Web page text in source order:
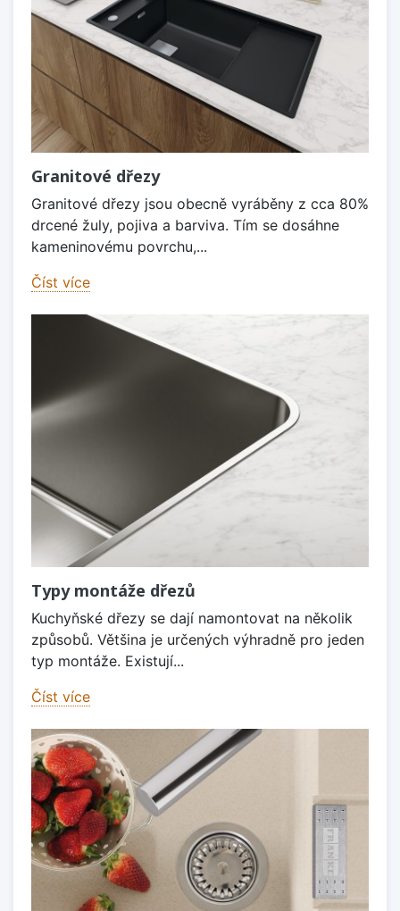
Granitové dřezy
Granitové dřezy jsou obecně vyráběny z cca 80%
drcené žuly, pojiva a barviva. Tím se dosáhne
kameninovému povrchu,...
Číst více
Typy montáže dřezů
Kuchyňské dřezy se dají namontovat na několik
způsobů. Většina je určených výhradně pro jeden
typ montáže. Existují...
Číst více